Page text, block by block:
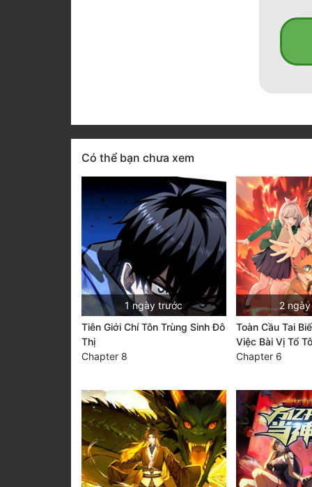
Có thể bạn chưa xem
1 ngày trước
Tiên Giới Chí Tôn Trùng Sinh Đô
Thị
Chapter 8
2
Toàn Cầu Tai
Việc Bài Vị Tổ
Chapter 6